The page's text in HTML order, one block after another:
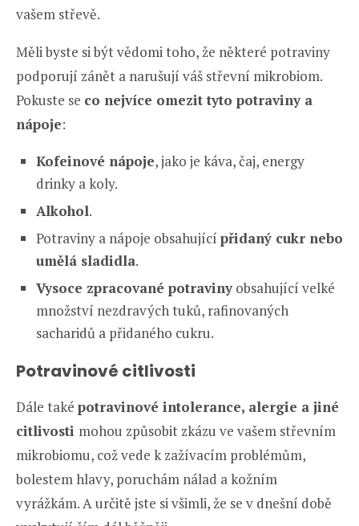
vašem střevě.
Měli byste si být vědomi toho, že některé potraviny
podporují zánět a narušují váš střevní mikrobiom.
Pokuste se co nejvíce omezit tyto potraviny a
nápoje:
Kofeinové nápoje, jako je káva, čaj, energy
drinky a koly.
Alkohol.
Potraviny a nápoje obsahující přidaný cukr nebo
umělá sladidla.
Vysoce zpracované potravinyobsahující velké
množství nezdravých tuků, rafinovaných
sacharidů a přidaného cukru.
Potravinové citlivosti
Dále také potravinové intolerance, alergie a jiné
citlivosti mohou způsobit zkázu ve vašem střevním
mikrobiomu, což vede k zažívacím problémům,
bolestem hlavy, poruchám nálad a kožním
vyrážkám. A určitě jste si všimli, že se v dnešní době